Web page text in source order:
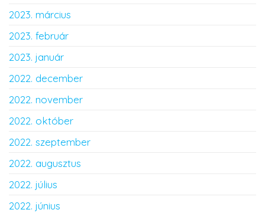
2023. március
2023. február
2023. január
2022. december
2022. november
2022. október
2022. szeptember
2022. augusztus
2022. július
2022. június